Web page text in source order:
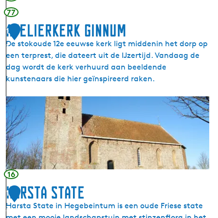
77
1
1
Atelierkerk Ginnum
De stokoude 12e eeuwse kerk ligt middenin het dorp op
een terprest, die dateert uit de IJzertijd. Vandaag de
dag wordt de kerk verhuurd aan beeldende
kunstenaars die hier geïnspireerd raken.
A
t
e
l
i
e
r
e
r
16
1
2
Harsta State
Harsta State in Hegebeintum is een oude Friese state